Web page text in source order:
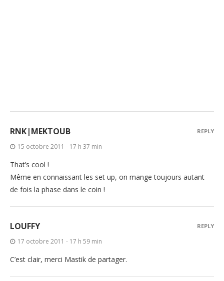
RNK|MEKTOUB
15 octobre 2011 - 17 h 37 min
That’s cool !
Même en connaissant les set up, on mange toujours autant
de fois la phase dans le coin !
REPLY
LOUFFY
17 octobre 2011 - 17 h 59 min
C’est clair, merci Mastik de partager.
REPLY